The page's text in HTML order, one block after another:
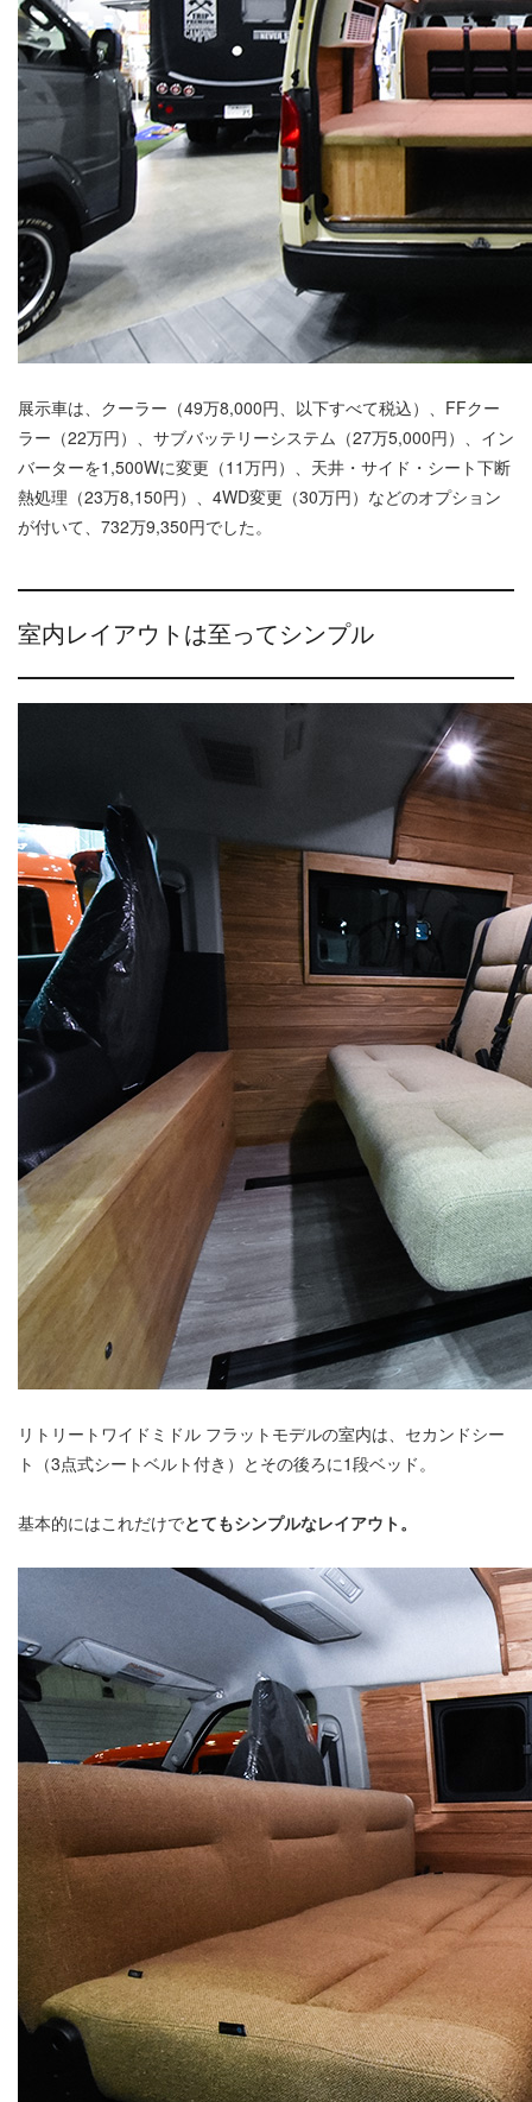
展示車は、クーラー（49万8,000円、以下すべて税込）、FFクー
ラー（22万円）、サブバッテリーシステム（27万5,000円）、イン
バーターを1,500Wに変更（11万円）、天井・サイド・シート下断
熱処理（23万8,150円）、4WD変更（30万円）などのオプション
が付いて、732万9,350円でした。
室内レイアウトは至ってシンプル
リトリートワイドミドル フラットモデルの室内は、セカンドシー
ト（3点式シートベルト付き）とその後ろに1段ベッド。
基本的にはこれだけでとてもシンプルなレイアウト。